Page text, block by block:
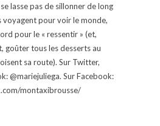
lasse pas de sillonner de long
voyagent pour voir le monde,
pour le « ressentir » (et,
goûter tous les desserts au
sa route). Sur Twitter,
@mariejuliega. Sur Facebook:
montaxibrousse/